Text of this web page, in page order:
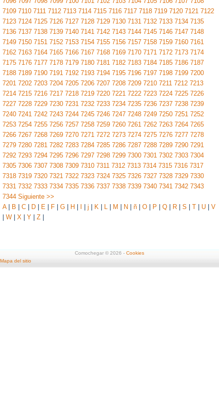
7109 7110 7111 7112 7113 7114 7115 7116 7117 7118 7119 7120 7121 7122
7123 7124 7125 7126 7127 7128 7129 7130 7131 7132 7133 7134 7135
7136 7137 7138 7139 7140 7141 7142 7143 7144 7145 7146 7147 7148
7149 7150 7151 7152 7153 7154 7155 7156 7157 7158 7159 7160 7161
7162 7163 7164 7165 7166 7167 7168 7169 7170 7171 7172 7173 7174
7175 7176 7177 7178 7179 7180 7181 7182 7183 7184 7185 7186 7187
7188 7189 7190 7191 7192 7193 7194 7195 7196 7197 7198 7199 7200
7201 7202 7203 7204 7205 7206 7207 7208 7209 7210 7211 7212 7213
7214 7215 7216 7217 7218 7219 7220 7221 7222 7223 7224 7225 7226
7227 7228 7229 7230 7231 7232 7233 7234 7235 7236 7237 7238 7239
7240 7241 7242 7243 7244 7245 7246 7247 7248 7249 7250 7251 7252
7253 7254 7255 7256 7257 7258 7259 7260 7261 7262 7263 7264 7265
7266 7267 7268 7269 7270 7271 7272 7273 7274 7275 7276 7277 7278
7279 7280 7281 7282 7283 7284 7285 7286 7287 7288 7289 7290 7291
7292 7293 7294 7295 7296 7297 7298 7299 7300 7301 7302 7303 7304
7305 7306 7307 7308 7309 7310 7311 7312 7313 7314 7315 7316 7317
7318 7319 7320 7321 7322 7323 7324 7325 7326 7327 7328 7329 7330
7331 7332 7333 7334 7335 7336 7337 7338 7339 7340 7341 7342 7343
7344 Siguiente >>
A| B C D E F G H j K L M N ñ O P Q R S T U
V
W X Y Z
Comochegar © 2026 - Cookies
Mapa del sitio